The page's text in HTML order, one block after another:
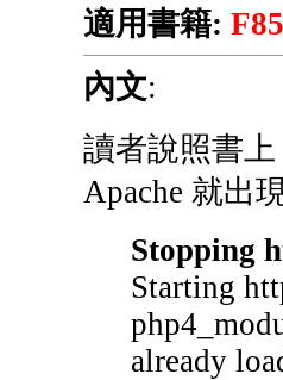
適用書籍:
內文:
讀者說照書
Apache 就出
Stopping
Starting
already